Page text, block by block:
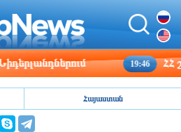
19:46 ՀՀ
Հայաստան